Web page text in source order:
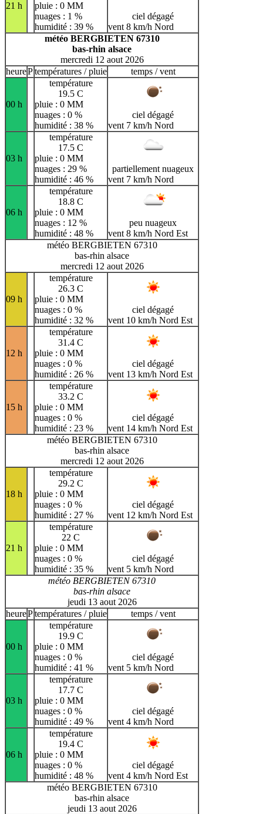
21 h
pluie : 0 MM
nuages : 1 %
humidité : 39 %
ciel dégagé
vent 8 km/h Nord
météo BERGBIETEN 67310
bas-rhin alsace
mercredi 12 aout 2026
heurePtempératures / pluie temps / vent
00 h
température
19.5 C
pluie : 0 MM
nuages : 0 %
humidité : 38 %
ciel dégagé
vent 7 km/h Nord
03 h
température
17.5 C
pluie : 0 MM
nuages : 29 %
humidité : 46 %
partiellement nuageux
vent 7 km/h Nord
06 h
température
18.8 C
pluie : 0 MM
nuages : 12 %
humidité : 48 %
peu nuageux
vent 8 km/h Nord Est
météo BERGBIETEN 67310
bas-rhin alsace
mercredi 12 aout 2026
09 h
température
26.3 C
pluie : 0 MM
nuages : 0 %
humidité : 32 %
ciel dégagé
vent 10 km/h Nord Est
12 h
température
31.4 C
pluie : 0 MM
nuages : 0 %
humidité : 26 %
ciel dégagé
vent 13 km/h Nord Est
15 h
température
33.2 C
pluie : 0 MM
nuages : 0 %
humidité : 23 %
ciel dégagé
vent 14 km/h Nord Est
météo BERGBIETEN 67310
bas-rhin alsace
mercredi 12 aout 2026
18 h
température
29.2 C
pluie : 0 MM
nuages : 0 %
humidité : 27 %
ciel dégagé
vent 12 km/h Nord Est
21 h
température
22 C
pluie : 0 MM
nuages : 0 %
humidité : 35 %
ciel dégagé
vent 5 km/h Nord
météo BERGBIETEN 67310
bas-rhin alsace
jeudi 13 aout 2026
heurePtempératures / pluie temps / vent
00 h
température
19.9 C
pluie : 0 MM
nuages : 0 %
humidité : 41 %
ciel dégagé
vent 5 km/h Nord
03 h
température
17.7 C
pluie : 0 MM
nuages : 0 %
humidité : 49 %
ciel dégagé
vent 4 km/h Nord
06 h
température
19.4 C
pluie : 0 MM
nuages : 0 %
humidité : 48 %
ciel dégagé
vent 4 km/h Nord Est
météo BERGBIETEN 67310
bas-rhin alsace
jeudi 13 aout 2026